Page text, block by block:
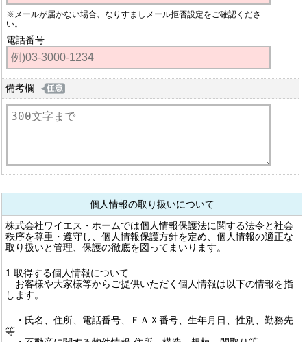
※メールが届かない場合、なりすましメール拒否設定をご確認くださ
い。
電話番号
備考欄
個人情報の取り扱いについて
株式会社ワイエス・ホームでは個人情報保護法に関する法令と社会
秩序を尊重・遵守し、個人情報保護方針を定め、個人情報の適正な
取り扱いと管理、保護の徹底を図ってまいります。
1.取得する個人情報について
お客様や大家様等からご提供いただく個人情報は以下の情報を指
します。
・氏名、住所、電話番号、ＦＡＸ番号、生年月日、性別、勤務先
等